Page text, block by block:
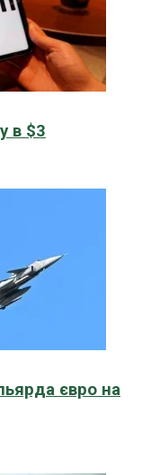
в $3
євро на